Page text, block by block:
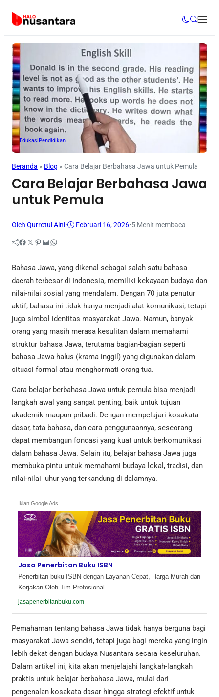
Edukasi Pendidikan
Beranda » Blog » Cara Belajar Berbahasa Jawa untuk Pemula
Cara Belajar Berbahasa Jawa
untuk Pemula
Oleh Qurrotul Aini• Februari 16, 2026•5 Menit membaca
Facebook Twitter Pinterest Mail WhatsApp
Bahasa Jawa, yang dikenal sebagai salah satu bahasa
daerah terbesar di Indonesia, memiliki kekayaan budaya dan
nilai-nilai sosial yang mendalam. Dengan 70 juta penutur
aktif, bahasa ini tidak hanya menjadi alat komunikasi, tetapi
juga simbol identitas masyarakat Jawa. Namun, banyak
orang yang masih merasa kesulitan dalam memahami
struktur bahasa Jawa, terutama bagian-bagian seperti
bahasa Jawa halus (krama inggil) yang digunakan dalam
situasi formal atau menghormati orang tua.
Cara belajar berbahasa Jawa untuk pemula bisa menjadi
langkah awal yang sangat penting, baik untuk tujuan
akademik maupun pribadi. Dengan mempelajari kosakata
dasar, tata bahasa, dan cara penggunaannya, seseorang
dapat membangun fondasi yang kuat untuk berkomunikasi
dalam bahasa Jawa. Selain itu, belajar bahasa Jawa juga
membuka pintu untuk memahami budaya lokal, tradisi, dan
nilai-nilai luhur yang terkandung di dalamnya.
Iklan Google Ads
Jasa Penerbitan Buku ISBN
Penerbitan buku ISBN dengan Layanan Cepat, Harga Murah dan
Kerjakan Oleh Tim Profesional
jasapenerbitanbuku.com
Pemahaman tentang bahasa Jawa tidak hanya berguna bagi
masyarakat Jawa sendiri, tetapi juga bagi mereka yang ingin
lebih dekat dengan budaya Nusantara secara keseluruhan.
Dalam artikel ini, kita akan menjelajahi langkah-langkah
praktis untuk belajar berbahasa Jawa, mulai dari
pengenalan kosakata dasar hingga strategi efektif untuk